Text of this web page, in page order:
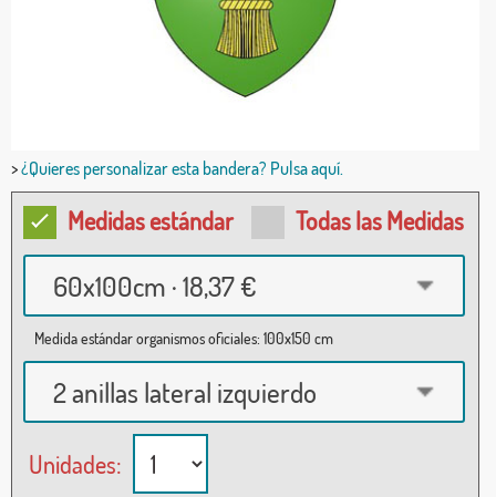
>¿Quieres personalizar esta bandera? Pulsa aquí.
Medidas estándar Todas las Medidas
60x100cm · 18,37 €
Medida estándar organismos oficiales: 100x150 cm
2 anillas lateral izquierdo
Unidades: